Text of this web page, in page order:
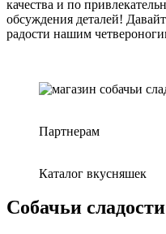
качества и по
обсуждения деталей!
радости нашим
Партнерам
Каталог вкусняшек
Собачьи сладости